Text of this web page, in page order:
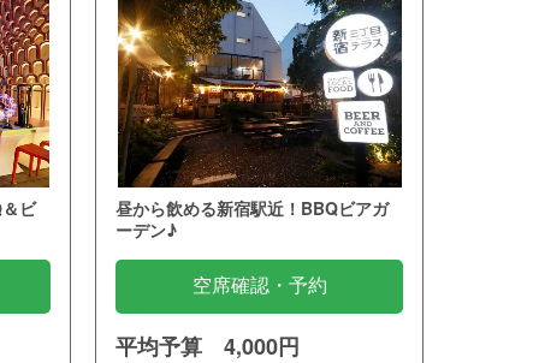
ビ
昼から飲める新宿駅近！BBQビアガ
ーデン♪
空席確認・予約
平均予算 4,000円